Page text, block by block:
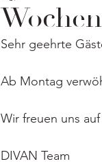
Sehr geehrte
Ab Montag
Wir freuen uns
DIVAN Team